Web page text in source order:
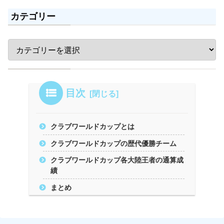
カテゴリー
目次
クラブワールドカップとは
クラブワールドカップの歴代優勝チーム
クラブワールドカップ各大陸王者の通算成
績
まとめ